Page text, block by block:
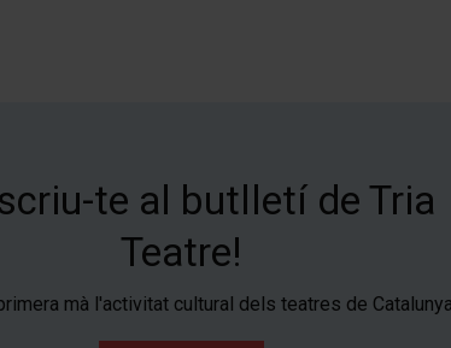
te al butlletí de Tria
Teatre!
mà l'activitat cultural dels teatres de